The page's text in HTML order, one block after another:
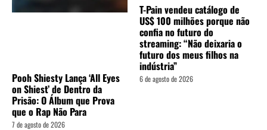
Pooh Shiesty Lança ‘All Eyes
on Shiest’ de Dentro da
Prisão: O Álbum que Prova
que o Rap Não Para
7 de agosto de 2026
T-Pain vendeu catálogo de
US$ 100 milhões porque não
confia no futuro do
streaming: “Não deixaria o
futuro dos meus filhos na
indústria”
6 de agosto de 2026